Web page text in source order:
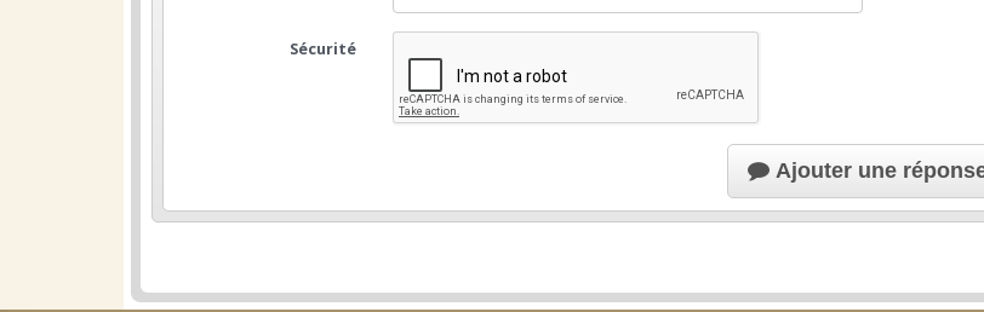
Sécurité
Ajouter une